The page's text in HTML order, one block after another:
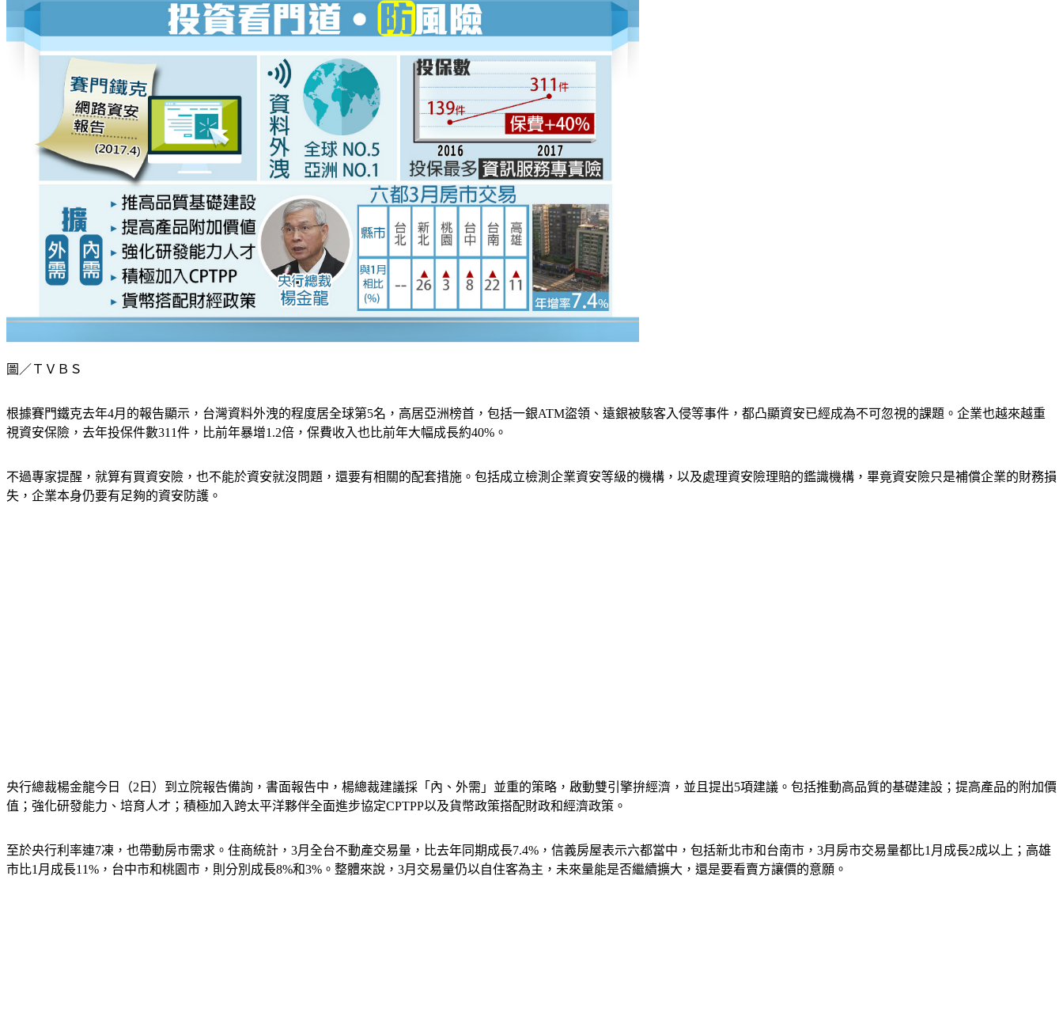
圖／ＴＶＢＳ
根據賽門鐵克去年4月的報告顯示，台灣資料外洩的程度居全球第5名，高居亞洲榜首，包括一銀ATM盜領、遠銀被駭客入侵等事件，都凸顯資安已經成為不可忽視的課題。企業也越來越重
視資安保險，去年投保件數311件，比前年暴增1.2倍，保費收入也比前年大幅成長約40%。
不過專家提醒，就算有買資安險，也不能於資安就沒問題，還要有相關的配套措施。包括成立檢測企業資安等級的機構，以及處理資安險理賠的鑑識機構，畢竟資安險只是補償企業的財務損
失，企業本身仍要有足夠的資安防護。
央行總裁楊金龍今日（2日）到立院報告備詢，書面報告中，楊總裁建議採「內、外需」並重的策略，啟動雙引擎拚經濟，並且提出5項建議。包括推動高品質的基礎建設；提高產品的附加價
值；強化研發能力、培育人才；積極加入跨太平洋夥伴全面進步協定CPTPP以及貨幣政策搭配財政和經濟政策。
至於央行利率連7凍，也帶動房市需求。住商統計，3月全台不動產交易量，比去年同期成長7.4%，信義房屋表示六都當中，包括新北市和台南市，3月房市交易量都比1月成長2成以上；高雄
市比1月成長11%，台中市和桃園市，則分別成長8%和3%。整體來說，3月交易量仍以自住客為主，未來量能是否繼續擴大，還是要看賣方讓價的意願。